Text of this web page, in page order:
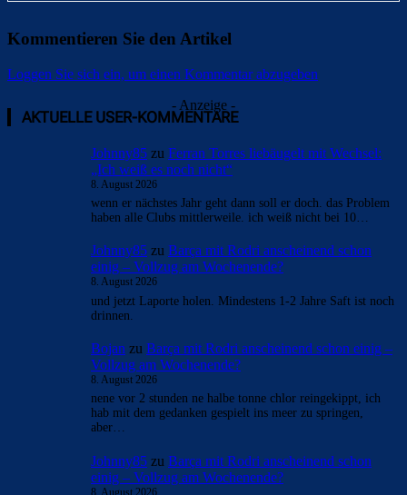
Kommentieren Sie den Artikel
Loggen Sie sich ein, um einen Kommentar abzugeben
- Anzeige -
AKTUELLE USER-KOMMENTARE
Johnny85 zu Ferran Torres liebäugelt mit Wechsel:
„Ich weiß es noch nicht“
8. August 2026
wenn er nächstes Jahr geht dann soll er doch. das Problem
haben alle Clubs mittlerweile. ich weiß nicht bei 10…
Johnny85 zu Barça mit Rodri anscheinend schon
einig – Vollzug am Wochenende?
8. August 2026
und jetzt Laporte holen. Mindestens 1-2 Jahre Saft ist noch
drinnen.
Bojan zu Barça mit Rodri anscheinend schon einig –
Vollzug am Wochenende?
8. August 2026
nene vor 2 stunden ne halbe tonne chlor reingekippt, ich
hab mit dem gedanken gespielt ins meer zu springen,
aber…
Johnny85 zu Barça mit Rodri anscheinend schon
einig – Vollzug am Wochenende?
8. August 2026